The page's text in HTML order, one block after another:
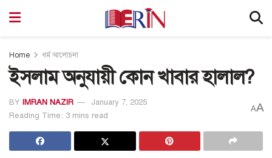
Home ধর্ম আলোচনা
ইসলাম অনুযায়ী কোন খাবার হালাল?
BY IMRAN NAZIR
January 7, 2025
Reading Time: 3 mins read
AA